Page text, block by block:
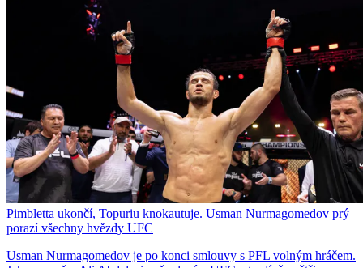
Pimbletta ukončí, Topuriu knokautuje. Usman Nurmagomedov prý
porazí všechny hvězdy UFC
Usman Nurmagomedov je po konci smlouvy s PFL volným hráčem.